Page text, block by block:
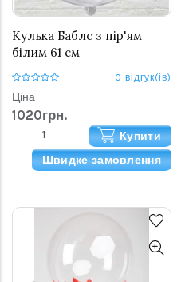
Кулька Баблс з пір'ям
білим 61 см
0 відгук(ів)
Ціна
1020грн.
Купити
Швидке замовлення